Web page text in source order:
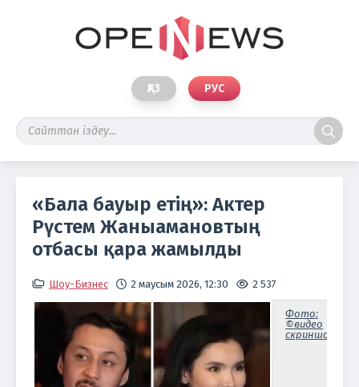
ҚАЗ РУС
«Бала бауыр етің»: Актер
Рүстем Жаныамановтың
отбасы қара жамылды
Шоу-Бизнес 2 маусым 2026, 12:30 2 537
Фото:
©видео
скриншот